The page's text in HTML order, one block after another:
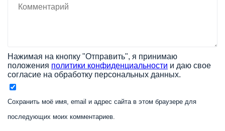
Нажимая на кнопку "Отправить", я принимаю
положения политики конфиденциальности и даю свое
согласие на обработку персональных данных.
Сохранить моё имя, email и адрес сайта в этом браузере для
последующих моих комментариев.